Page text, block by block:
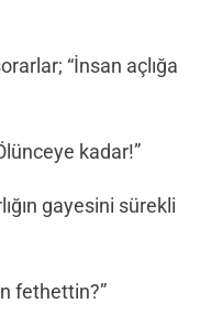
“İnsan açlığa
kadar!”
gayesini sürekli
fethettin?”